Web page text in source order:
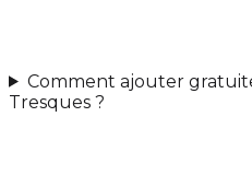
Comment ajouter
Tresques ?